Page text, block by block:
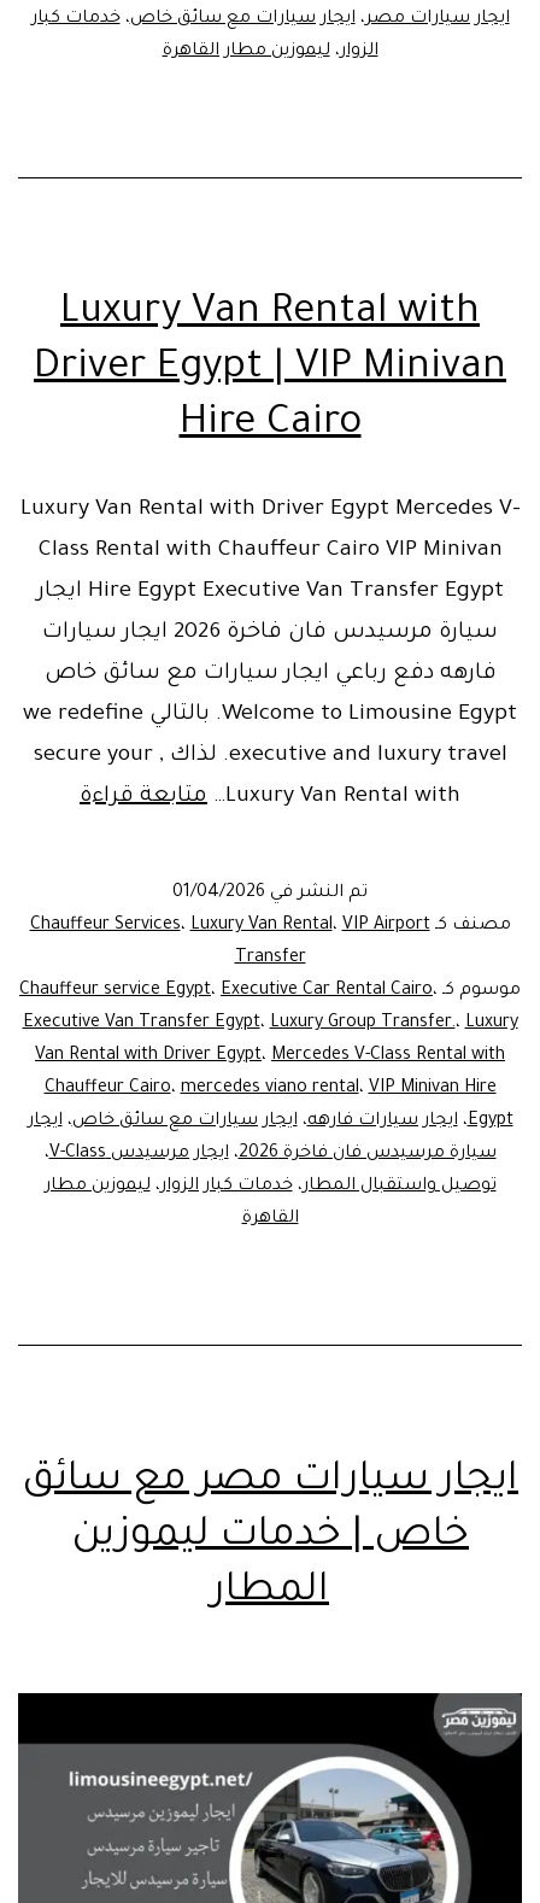
ايجار سيارات مصر،ايجار سيارات مع سائق خاص،خدمات كبار
الزوار،ليموزين مطار القاهرة
Luxury Van Rental with
Driver Egypt | VIP Minivan
Hire Cairo
Luxury Van Rental with Driver Egypt Mercedes V-
Class Rental with Chauffeur Cairo VIP Minivan
Hire Egypt Executive Van Transfer Egypt ايجار
سيارة مرسيدس فان فاخرة 2026 ايجار سيارات
فارهه دفع رباعي ايجار سيارات مع سائق خاص
Welcome to Limousine Egypt. بالتالي we redefine
executive and luxury travel. لذاك , secure your
Luxury Van Rental with…
متابعة قراءةLuxury
with
Egypt
|
VIP
Minivan
Hire
تم النشر في 01/04/2026
مصنف كـ
Chauffeur Services،Luxury Van Rental،VIP Airport
Transfer
موسوم كـ
Chauffeur service Egypt، Executive Car Rental Cairo،
Executive Van Transfer Egypt،Luxury Group Transfer.،Luxury
Van Rental with Driver Egypt، Mercedes V-Class Rental with
Chauffeur Cairo،mercedes viano rental،VIP Minivan Hire
Egypt،ايجار سيارات فارهه،ايجار سيارات مع سائق خاص،ايجار
سيارة مرسيدس فان فاخرة 2026
،ايجار مرسيدس V-Class
،
توصيل واستقبال المطار،خدمات كبار الزوار،ليموزين مطار
القاهرة
ايجار سيارات مصر مع سائق
خاص | خدمات ليموزين
المطار